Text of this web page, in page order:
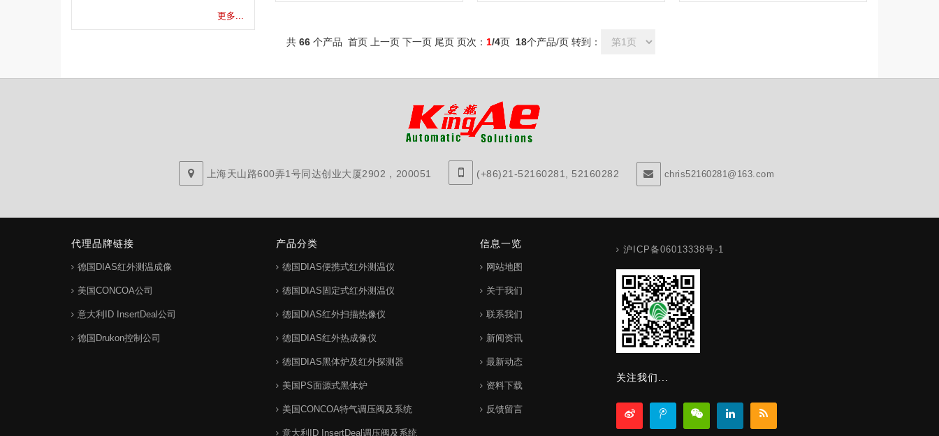
更多...
共 66个产品 首页 上一页 下一页 尾页页次： 1/4页 18个产品/页 转到：
上海天山路600弄1号同达创业大厦2902，200051 (+86)21-52160281, 52160282 chris52160281@163.com
代理品牌链接
德国DIAS红外测温成像
美国CONCOA公司
意大利ID InsertDeal公司
德国Drukon控制公司
产品分类
德国DIAS便携式红外测温仪
德国DIAS固定式红外测温仪
德国DIAS红外扫描热像仪
德国DIAS红外热成像仪
德国DIAS黑体炉及红外探测器
美国PS面源式黑体炉
美国CONCOA特气调压阀及系统
意大利ID InsertDeal调压阀及系统
信息一览
网站地图
关于我们
联系我们
新闻资讯
最新动态
资料下载
反馈留言
沪ICP备06013338号-1
关注我们...